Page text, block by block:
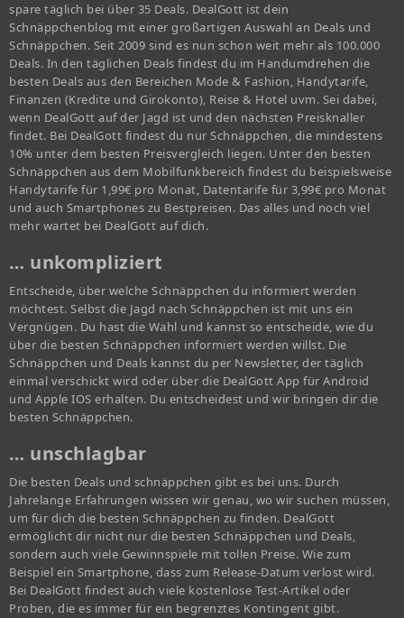
spare täglich bei über 35 Deals. DealGott ist dein
Schnäppchenblog mit einer großartigen Auswahl an Deals und
Schnäppchen. Seit 2009 sind es nun schon weit mehr als 100.000
Deals. In den täglichen Deals findest du im Handumdrehen die
besten Deals aus den Bereichen Mode & Fashion, Handytarife,
Finanzen (Kredite und Girokonto), Reise & Hotel uvm. Sei dabei,
wenn DealGott auf der Jagd ist und den nächsten Preisknaller
findet. Bei DealGott findest du nur Schnäppchen, die mindestens
10% unter dem besten Preisvergleich liegen. Unter den besten
Schnäppchen aus dem Mobilfunkbereich findest du beispielsweise
Handytarife für 1,99€ pro Monat, Datentarife für 3,99€ pro Monat
und auch Smartphones zu Bestpreisen. Das alles und noch viel
mehr wartet bei DealGott auf dich.
… unkompliziert
Entscheide, über welche Schnäppchen du informiert werden
möchtest. Selbst die Jagd nach Schnäppchen ist mit uns ein
Vergnügen. Du hast die Wahl und kannst so entscheide, wie du
über die besten Schnäppchen informiert werden willst. Die
Schnäppchen und Deals kannst du per Newsletter, der täglich
einmal verschickt wird oder über die DealGott App für Android
und Apple IOS erhalten. Du entscheidest und wir bringen dir die
besten Schnäppchen.
… unschlagbar
Die besten Deals und schnäppchen gibt es bei uns. Durch
Jahrelange Erfahrungen wissen wir genau, wo wir suchen müssen,
um für dich die besten Schnäppchen zu finden. DealGott
ermöglicht dir nicht nur die besten Schnäppchen und Deals,
sondern auch viele Gewinnspiele mit tollen Preise. Wie zum
Beispiel ein Smartphone, dass zum Release-Datum verlost wird.
Bei DealGott findest auch viele kostenlose Test-Artikel oder
Proben, die es immer für ein begrenztes Kontingent gibt.